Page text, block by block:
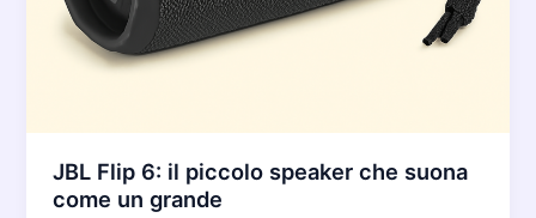
JBL Flip 6: il piccolo speaker che suona
come un grande